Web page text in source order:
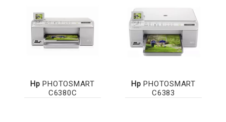
Hp PHOTOSMART
C6380C
Hp PHOTOSMART
C6383